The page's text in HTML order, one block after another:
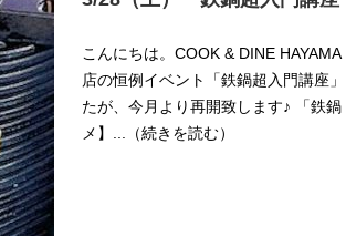
こんにちは。COOK & DINE
店の恒例イベント「鉄鍋超入門講座
たが、今月より再開致します♪ 「鉄
メ】...（続きを読む）